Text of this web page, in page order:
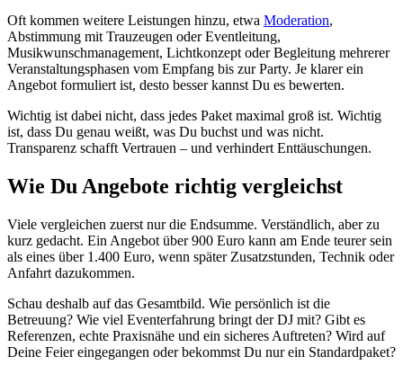
Oft kommen weitere Leistungen hinzu, etwa Moderation,
Abstimmung mit Trauzeugen oder Eventleitung,
Musikwunschmanagement, Lichtkonzept oder Begleitung mehrerer
Veranstaltungsphasen vom Empfang bis zur Party. Je klarer ein
Angebot formuliert ist, desto besser kannst Du es bewerten.
Wichtig ist dabei nicht, dass jedes Paket maximal groß ist. Wichtig
ist, dass Du genau weißt, was Du buchst und was nicht.
Transparenz schafft Vertrauen – und verhindert Enttäuschungen.
Wie Du Angebote richtig vergleichst
Viele vergleichen zuerst nur die Endsumme. Verständlich, aber zu
kurz gedacht. Ein Angebot über 900 Euro kann am Ende teurer sein
als eines über 1.400 Euro, wenn später Zusatzstunden, Technik oder
Anfahrt dazukommen.
Schau deshalb auf das Gesamtbild. Wie persönlich ist die
Betreuung? Wie viel Eventerfahrung bringt der DJ mit? Gibt es
Referenzen, echte Praxisnähe und ein sicheres Auftreten? Wird auf
Deine Feier eingegangen oder bekommst Du nur ein Standardpaket?